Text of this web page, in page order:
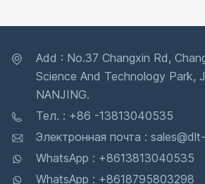
Add : No.37 Changxin Rd,
Science And Technology Park,
NANJING.
Тел. : +86 -13813040535
Электронная почта :
WhatsApp : +8613813040535
WhatsApp : +8618795803298